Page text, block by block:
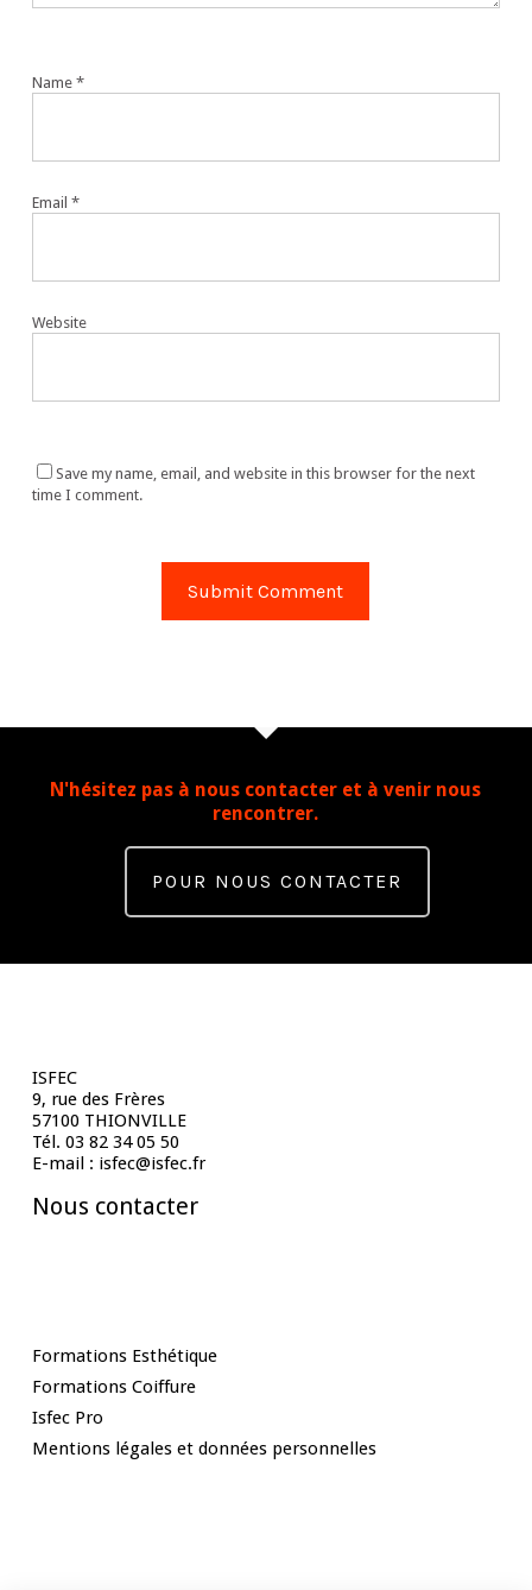
Name *
Email *
Website
Save my name, email, and website in this browser for the next
time I comment.
N'hésitez pas à nous contacter et à venir nous
rencontrer.
POUR NOUS CONTACTER
ISFEC
9, rue des Frères
57100 THIONVILLE
Tél. 03 82 34 05 50
E-mail : isfec@isfec.fr
Nous contacter
Formations Esthétique
Formations Coiffure
Isfec Pro
Mentions légales et données personnelles